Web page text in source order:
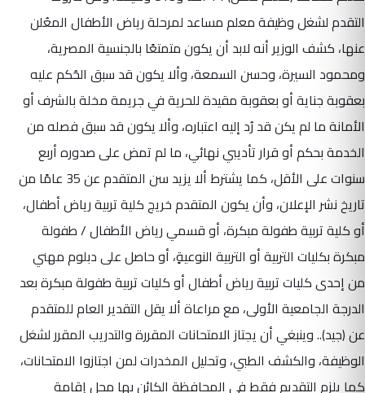
التقدم لشغل وظيفة معلم مساعد لمرحلة رياض الأطفال المعُلن
عنها، كشف الوزير أنه لابد أن يكون متمتعًا بالجنسية المصرية،
ومحمود السيرة، وحسن السمعة، وألا يكون قد سبق الحُكم عليه
بعقوبة جناية أو بعقوبة مقيدة للحرية في جريمة مخلة بالشرف أو
الأمانة ما لم يكن قد رُد إليه اعتباره، وألا يكون قد سبق فصله من
الخدمة بحكم أو قرار تأديبي نهائي، ما لم تمض على صدوره أربع
سنوات على الأقل، كما يشترط ألا يزيد سن المتقدم عن 35 عامًا من
تاريخ نشر الإعلان، وأن يكون المتقدم خريج كلية تربية رياض أطفال،
أو كلية تربية طفولة مبكرة، أو قسمي رياض الأطفال / طفولة
مبكرة بكليات التربية أو التربية النوعيةٍ، أو حاصل على دبلوم مهني
من إحدى كليات تربية رياض أطفال أو كليات تربية طفولة مبكرة بعد
الدرجة الجامعية الأولى، مع مراعاة ألا يقل التقدير العام للمتقدم
عن (جيد).. وينبغي أن يجتاز الامتحانات المقررة والتدريب المقرر لشغل
الوظيفة، والكشف الطبي، وتحليل المخدرات لمن اجتازوا الامتحانات،
كما يلزم التقديم فقط في المحافظة الكائن بها محل إقامة